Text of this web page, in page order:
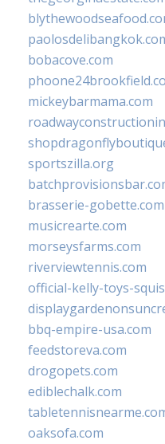
bobacove.com
mickeybarmama.com
sportszilla.org
brasserie-gobette.com
musicrearte.com
morseysfarms.com
riverviewtennis.com
official-kelly-toys-
bbq-empire-usa.com
feedstoreva.com
drogopets.com
ediblechalk.com
oaksofa.com